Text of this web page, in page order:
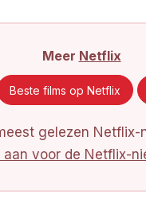
Meer Netflix
Beste films op Netflix
gelezen Netflix-
aan voor de Netflix-